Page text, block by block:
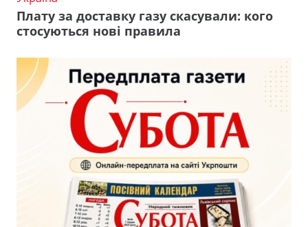
Плату за доставку газу скасували: кого
стосуються нові правила